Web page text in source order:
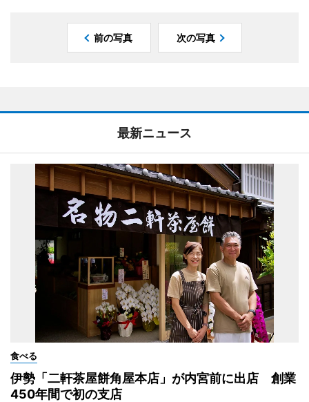
前の写真 次の写真
最新ニュース
食べる
伊勢「二軒茶屋餅角屋本店」が内宮前に出店 創業
450年間で初の支店